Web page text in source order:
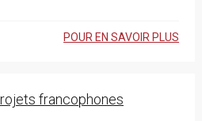
POUR EN SAVOIR PLUS
francophones